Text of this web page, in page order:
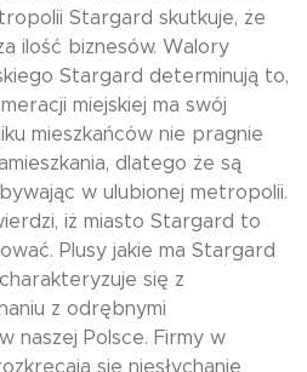
Stargard skutkuje, że
ilość biznesów. Walory
Stargard determinują to,
miejskiej ma swój
mieszkańców nie pragnie
dlatego że są
w ulubionej metropolii.
iż miasto Stargard to
Plusy jakie ma Stargard
się z
z odrębnymi
naszej Polsce. Firmy w
się niesłychanie